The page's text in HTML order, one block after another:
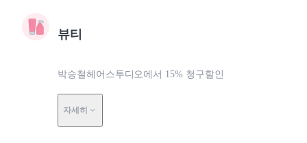
뷰티
박승철헤어스투디오에서 15% 청구할인
자세히